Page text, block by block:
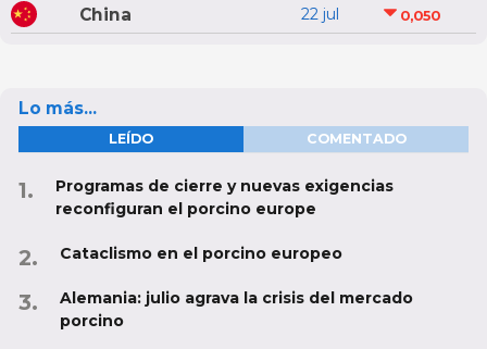
China 22 jul 0,050
Lo más...
LEÍDO COMENTADO
Programas de cierre y nuevas exigencias
reconfiguran el porcino europe
Cataclismo en el porcino europeo
Alemania: julio agrava la crisis del mercado
porcino